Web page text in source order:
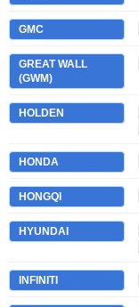
GMC
GREAT WALL
(GWM)
HOLDEN
HONDA
HONGQI
HYUNDAI
INFINITI